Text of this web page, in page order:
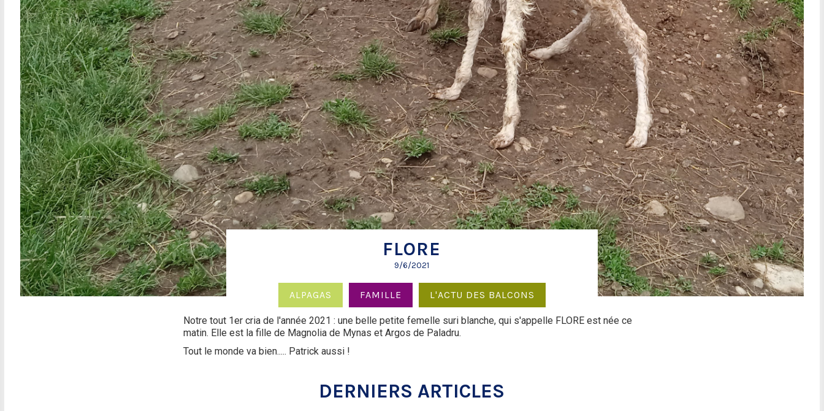
FLORE
9/6/2021
ALPAGAS FAMILLE L'ACTU DES BALCONS
Notre tout 1er cria de l'année 2021 : une belle petite femelle suri blanche, qui s'appelle FLORE est née ce
matin. Elle est la fille de Magnolia de Mynas et Argos de Paladru.
Tout le monde va bien..... Patrick aussi !
DERNIERS ARTICLES